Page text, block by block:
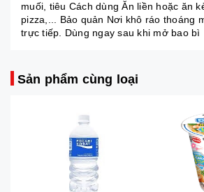
muối, tiêu Cách dùng Ăn liền hoặc ăn
pizza,... Bảo quản Nơi khô ráo thoáng
trực tiếp. Dùng ngay sau khi mở bao bì
Sản phẩm cùng loại